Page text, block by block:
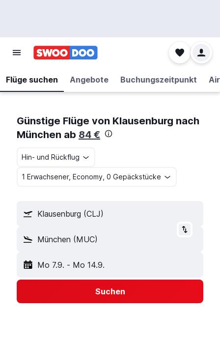
Flüge suchen Angebote Buchungszeitpunkt
Günstige Flüge von Klausenburg nach
München ab 84 €
Hin- und Rückflug
1 Erwachsener, Economy, 0 Gepäckstücke
Klausenburg (CLJ)
München (MUC)
Mo 7.9. - Mo 14.9.
Suchen